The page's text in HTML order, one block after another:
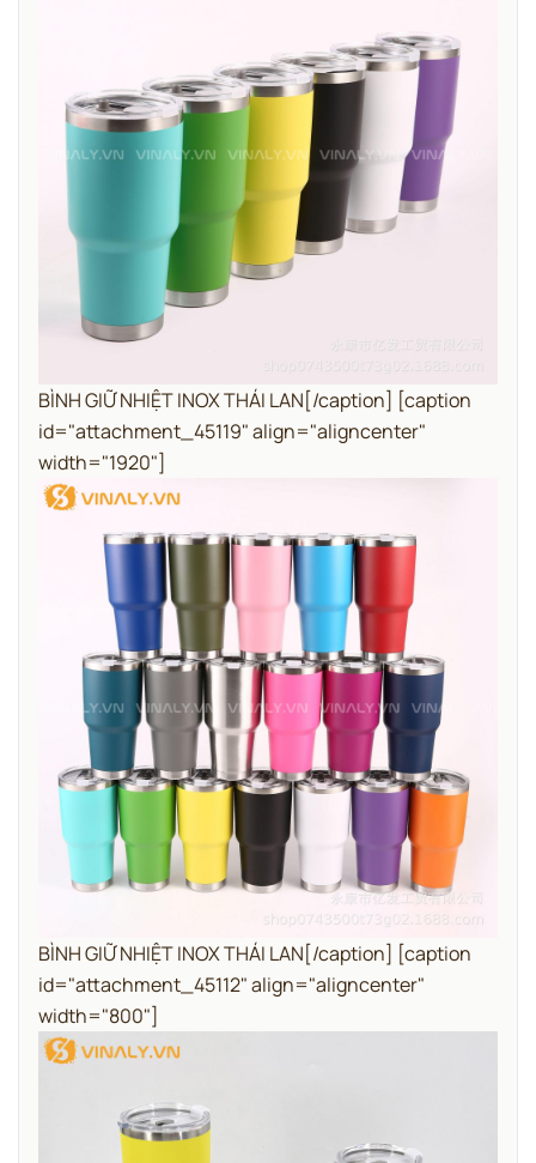
BÌNH GIỮ NHIỆT INOX THÁI LAN[/caption] [caption
id="attachment_45119" align="aligncenter"
width="1920"]
BÌNH GIỮ NHIỆT INOX THÁI LAN[/caption] [caption
id="attachment_45112" align="aligncenter"
width="800"]